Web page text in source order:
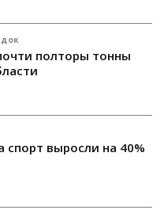
полторы тонны
спорт выросли на 40%